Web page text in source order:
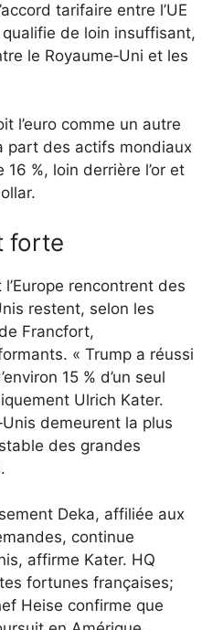
tarifaire entre l’UE
de loin insuffisant,
le Royaume‑Uni et les
l’euro comme un autre
part des actifs mondiaux
%, loin derrière l’or et
forte
rencontrent des
restent, selon les
Francfort,
« Trump a réussi
15 % d’un seul
Ulrich Kater.
demeurent la plus
des grandes
Deka, affiliée aux
continue
affirme Kater. HQ
fortunes françaises;
Heise confirme que